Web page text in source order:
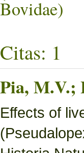
Bovidae)
Citas: 1
Pia, M.V.;
Effects of